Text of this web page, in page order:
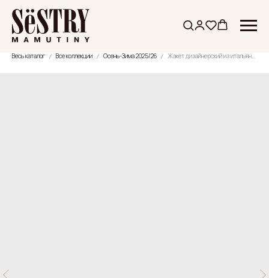
Весь каталог Все коллекции Осень-Зима 2025/26 Жакет дизайнерский из итальянского мохера и шерсти с лепестками из мохера